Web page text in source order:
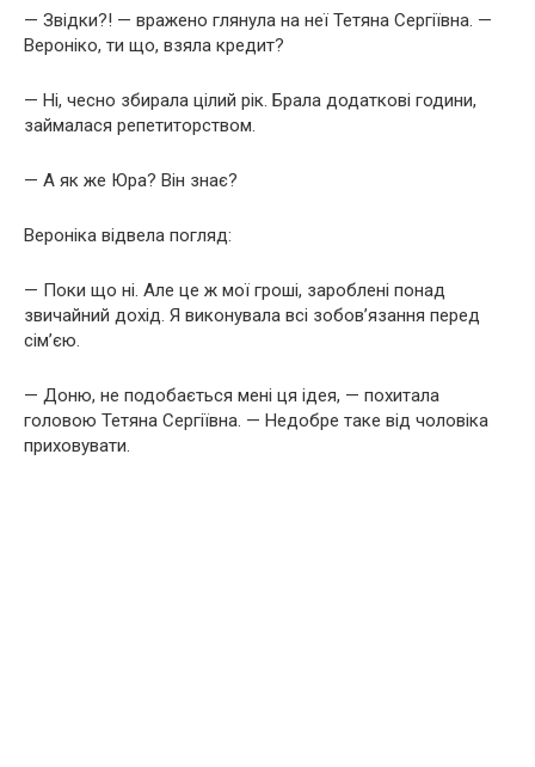
— Звідки?! — вражено глянула на неї Тетяна Сергіївна. —
Вероніко, ти що, взяла кредит?
— Ні, чесно збирала цілий рік. Брала додаткові години,
займалася репетиторством.
— А як же Юра? Він знає?
Вероніка відвела погляд:
— Поки що ні. Але це ж мої гроші, зароблені понад
звичайний дохід. Я виконувала всі зобов’язання перед
сім’єю.
— Доню, не подобається мені ця ідея, — похитала
головою Тетяна Сергіївна. — Недобре таке від чоловіка
приховувати.